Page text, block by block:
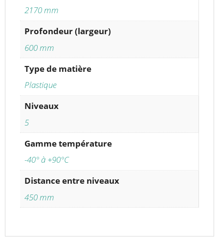
2170 mm
Profondeur (largeur)
600 mm
Type de matière
Plastique
Niveaux
5
Gamme température
-40° à +90°C
Distance entre niveaux
450 mm